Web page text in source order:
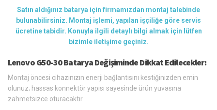
Satın aldığınız batarya için firmamızdan montaj talebinde
bulunabilirsiniz. Montaj işlemi, yapılan işçiliğe göre servis
ücretine tabidir. Konuyla ilgili detaylı bilgi almak için lütfen
bizimle iletişime geçiniz.
Lenovo G50-30 Batarya Değişiminde Dikkat Edilecekler:
Montaj öncesi cihazınızın enerji bağlantısını kestiğinizden emin
olunuz; hassas konnektör yapısı sayesinde ürün yuvasına
zahmetsizce oturacaktır.